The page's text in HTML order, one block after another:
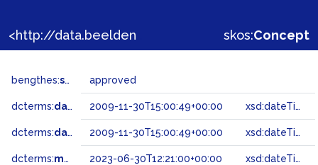
skos:Concept
bengthes:status approved
dcterms:dateAccepted 2009-11-30T15:00:49+00:00 xsd:dateTime
dcterms:dateSubmitted 2009-11-30T15:00:49+00:00 xsd:dateTime
dcterms:modified 2023-06-30T12:21:00+00:00 xsd:dateTime